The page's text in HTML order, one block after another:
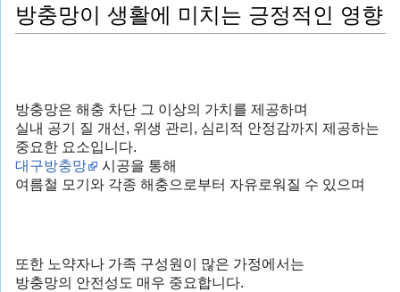
방충망이 생활에 미치는 긍정적인 영향
방충망은 해충 차단 그 이상의 가치를 제공하며
실내 공기 질 개선, 위생 관리, 심리적 안정감까지 제공하는
중요한 요소입니다.
대구방충망
시공을 통해
여름철 모기와 각종 해충으로부터 자유로워질 수 있으며
또한 노약자나 가족 구성원이 많은 가정에서는
방충망의 안전성도 매우 중요합니다.